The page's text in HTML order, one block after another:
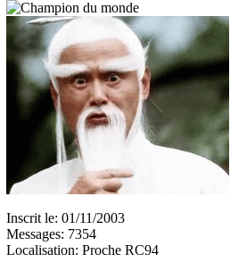
Inscrit le: 01/11/2003
Messages: 7354
Localisation: Proche RC94